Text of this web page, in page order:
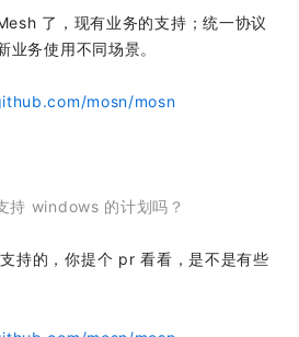
了，现有业务的支持；统一协议
务使用不同场景。
mosn/mosn
持 windows 的计划吗？
持的，你提个 pr 看看，是不是有些